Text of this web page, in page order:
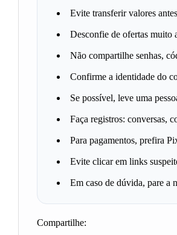
Evite transferir valores
Desconfie de ofertas muito
Não compartilhe senhas,
Confirme a identidade do
Se possível, leve uma
Faça registros: conversas,
Para pagamentos, prefira
Evite clicar em links
Em caso de dúvida, pare a
Compartilhe: